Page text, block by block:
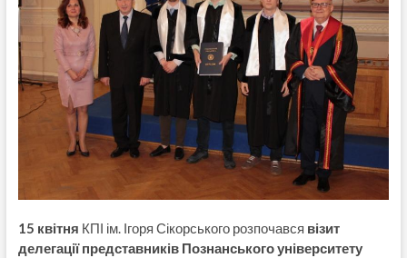
15 квітня КПІ ім. Ігоря Сікорського розпочався візит
делегації представників Познанського університету